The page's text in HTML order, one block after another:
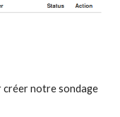
créer notre sondage